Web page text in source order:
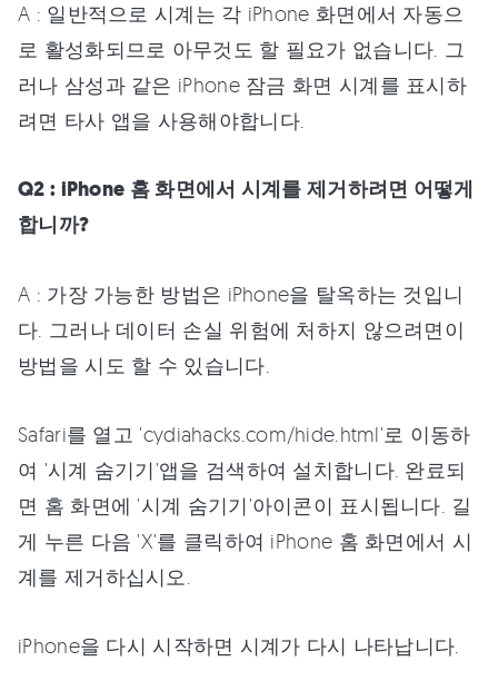
A : 일반적으로 시계는 각 iPhone 화면에서 자동으
로 활성화되므로 아무것도 할 필요가 없습니다. 그
러나 삼성과 같은 iPhone 잠금 화면 시계를 표시하
려면 타사 앱을 사용해야합니다.
Q2 : iPhone 홈 화면에서 시계를 제거하려면 어떻게
합니까?
A : 가장 가능한 방법은 iPhone을 탈옥하는 것입니
다. 그러나 데이터 손실 위험에 처하지 않으려면이
방법을 시도 할 수 있습니다.
Safari를 열고 'cydiahacks.com/hide.html'로 이동하
여 '시계 숨기기'앱을 검색하여 설치합니다. 완료되
면 홈 화면에 '시계 숨기기'아이콘이 표시됩니다. 길
게 누른 다음 'X'를 클릭하여 iPhone 홈 화면에서 시
계를 제거하십시오.
iPhone을 다시 시작하면 시계가 다시 나타납니다.